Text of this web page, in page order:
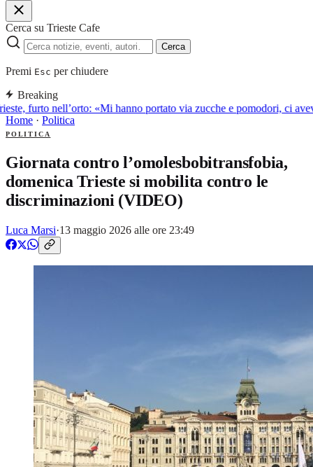
Cerca su Trieste Cafe
Cerca
Premi Esc per chiudere
Breaking
furto nell’orto: «Mi hanno portato via zucche e pomodori, ci
Home · Politica
POLITICA
Giornata contro l’omolesbobitransfobia,
domenica Trieste si mobilita contro le
discriminazioni (VIDEO)
Luca Marsi·13 maggio 2026 alle ore 23:49